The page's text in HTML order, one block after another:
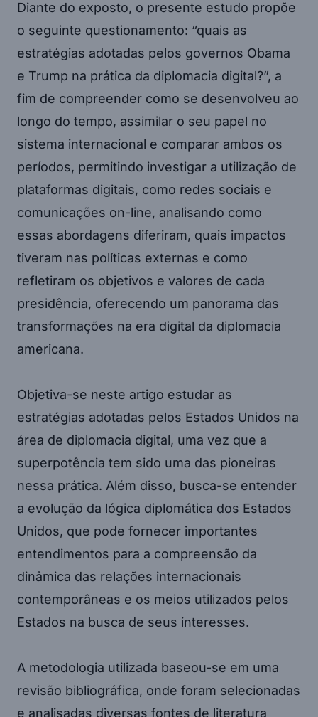
Diante do exposto, o presente estudo propõe
o seguinte questionamento: “quais as
estratégias adotadas pelos governos Obama
e Trump na prática da diplomacia digital?”, a
fim de compreender como se desenvolveu ao
longo do tempo, assimilar o seu papel no
sistema internacional e comparar ambos os
períodos, permitindo investigar a utilização de
plataformas digitais, como redes sociais e
comunicações on-line, analisando como
essas abordagens diferiram, quais impactos
tiveram nas políticas externas e como
refletiram os objetivos e valores de cada
presidência, oferecendo um panorama das
transformações na era digital da diplomacia
americana.
Objetiva-se neste artigo estudar as
estratégias adotadas pelos Estados Unidos na
área de diplomacia digital, uma vez que a
superpotência tem sido uma das pioneiras
nessa prática. Além disso, busca-se entender
a evolução da lógica diplomática dos Estados
Unidos, que pode fornecer importantes
entendimentos para a compreensão da
dinâmica das relações internacionais
contemporâneas e os meios utilizados pelos
Estados na busca de seus interesses.
A metodologia utilizada baseou-se em uma
revisão bibliográfica, onde foram selecionadas
e analisadas diversas fontes de literatura